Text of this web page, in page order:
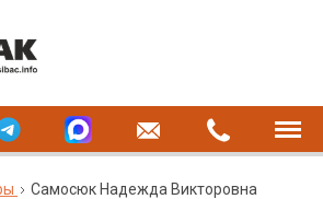
Самосюк Надежда Викторовна